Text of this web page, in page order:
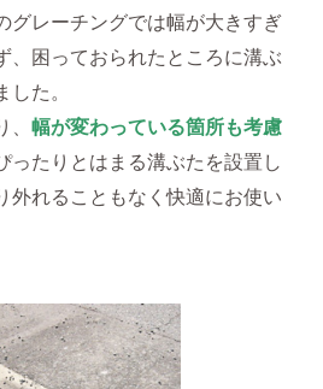
グレーチングでは幅が大きすぎ
、困っておられたところに溝ぶ
した。
幅が変わっている箇所も考慮
ったりとはまる溝ぶたを設置し
外れることもなく快適にお使い